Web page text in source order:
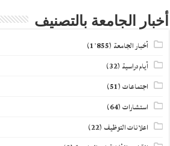
أخبار الجامعة بالتصنيف
أخبار الجامعة (1٬855)
أيام دراسية (32)
اجتماعات(51)
استشارات(64)
اعلانات التوظيف (22)